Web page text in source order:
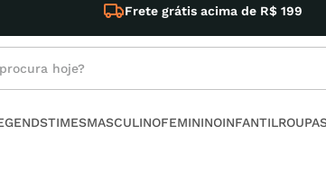
grátis acima de R$ 199
hoje?
TIMESMASCULINOFEMININOINFANTIL
buscados